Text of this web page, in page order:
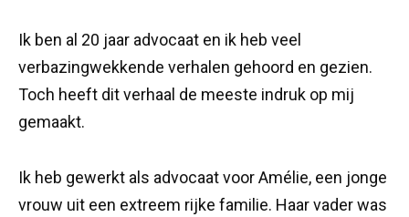
Ik ben al 20 jaar advocaat en ik heb veel
verbazingwekkende verhalen gehoord en gezien.
Toch heeft dit verhaal de meeste indruk op mij
gemaakt.
Ik heb gewerkt als advocaat voor Amélie, een jonge
vrouw uit een extreem rijke familie. Haar vader was